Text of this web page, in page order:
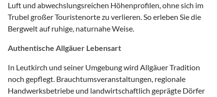
Luft und abwechslungsreichen Höhenprofilen, ohne sich im
Trubel großer Touristenorte zu verlieren. So erleben Sie die
Bergwelt auf ruhige, naturnahe Weise.
Authentische Allgäuer Lebensart
In Leutkirch und seiner Umgebung wird Allgäuer Tradition
noch gepflegt. Brauchtumsveranstaltungen, regionale
Handwerksbetriebe und landwirtschaftlich geprägte Dörfer